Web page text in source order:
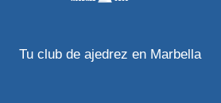
Tu club de ajedrez en Marbella